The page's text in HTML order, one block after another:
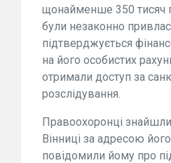
щонайменше 350 тисяч
були незаконно
підтверджується
на його особистих
отримали доступ за
розслідування.
Правоохоронці
Вінниці за адресою
повідомили йому про